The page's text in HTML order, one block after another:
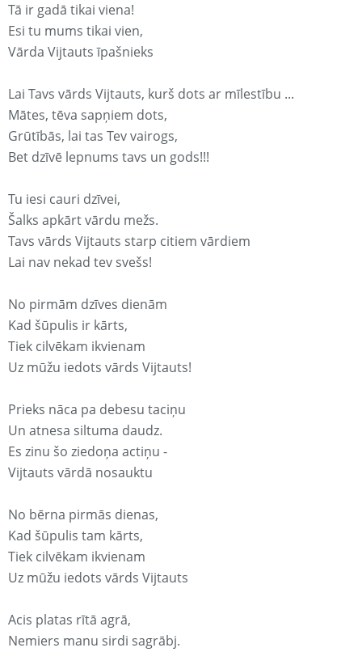
Tā ir gadā tikai viena!
Esi tu mums tikai vien,
Vārda Vijtauts īpašnieks
Lai Tavs vārds Vijtauts, kurš dots ar mīlestību ...
Mātes, tēva sapņiem dots,
Grūtībās, lai tas Tev vairogs,
Bet dzīvē lepnums tavs un gods!!!
Tu iesi cauri dzīvei,
Šalks apkārt vārdu mežs.
Tavs vārds Vijtauts starp citiem vārdiem
Lai nav nekad tev svešs!
No pirmām dzīves dienām
Kad šūpulis ir kārts,
Tiek cilvēkam ikvienam
Uz mūžu iedots vārds Vijtauts!
Prieks nāca pa debesu taciņu
Un atnesa siltuma daudz.
Es zinu šo ziedoņa actiņu -
Vijtauts vārdā nosauktu
No bērna pirmās dienas,
Kad šūpulis tam kārts,
Tiek cilvēkam ikvienam
Uz mūžu iedots vārds Vijtauts
Acis platas rītā agrā,
Nemiers manu sirdi sagrābj.